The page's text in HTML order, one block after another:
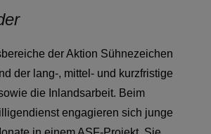
der Aktion Sühnezeichen
der lang-, mittel- und kurzfristige
die Inlandsarbeit. Beim
engagieren sich junge